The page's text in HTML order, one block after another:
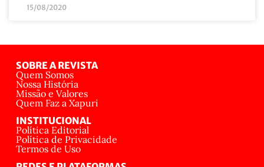
15/08/2020
SOBRE A REVISTA
Quem Somos
Nossa História
Missão e Valores
Quem Faz a Xapuri
INSTITUCIONAL
Política Editorial
Política de Privacidade
Termos de Uso